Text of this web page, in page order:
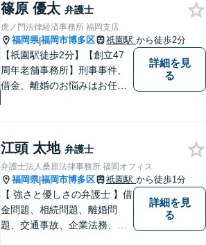
なリーガルサービスを提供い
たします。
篠原 優太 弁護士
虎ノ門法律経済事務所 福岡支店
福岡県|福岡市博多区 祇園駅 から徒歩2分
【祇園駅徒歩2分】【創立47
周年老舗事務所】刑事事件、
借金、離婚のお悩みはお任せ
熱を持って、難しい案件も諦
めずに解決を目指します。
【他士業連携】
詳細を見
る
江頭 太地 弁護士
弁護士法人桑原法律事務所 福岡オフィス
福岡県|福岡市博多区 祇園駅 から徒歩1分
【 強さと優しさの弁護士 】借
金問題、相続問題、離婚問
題、交通事故、企業法務、刑
詳細を見
る